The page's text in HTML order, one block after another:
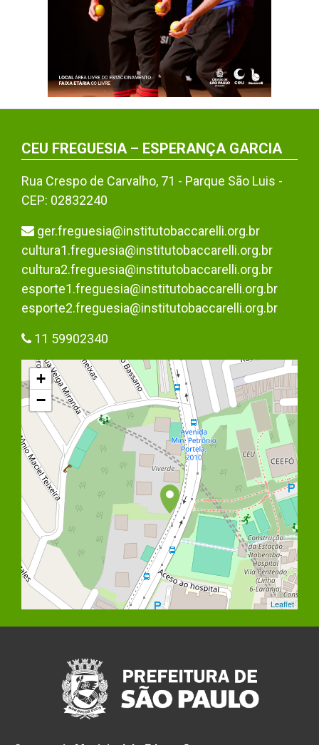
CEU FREGUESIA – ESPERANÇA GARCIA
Rua Crespo de Carvalho, 71 - Parque São Luis -
CEP: 02832240
ger.freguesia@institutobaccarelli.org.br
cultura1.freguesia@institutobaccarelli.org.br
cultura2.freguesia@institutobaccarelli.org.br
esporte1.freguesia@institutobaccarelli.org.br
esporte2.freguesia@institutobaccarelli.org.br
11 59902340
+
−
Leaflet